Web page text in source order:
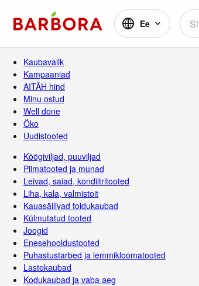
Ee
Kaubavalik
Kampaaniad
AITÄH hind
Minu ostud
Well done
Öko
Uudistooted
Köögiviljad, puuviljad
Piimatooted ja munad
Leivad, saiad, kondiitritooted
Liha, kala, valmistoit
Kauasäilivad toidukaubad
Külmutatud tooted
Joogid
Enesehooldustooted
Puhastustarbed ja lemmikloomatooted
Lastekaubad
Kodukaubad ja vaba aeg